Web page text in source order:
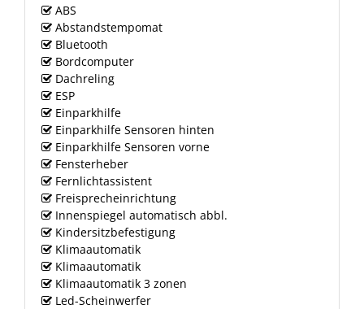
ABS
Abstandstempomat
Bluetooth
Bordcomputer
Dachreling
ESP
Einparkhilfe
Einparkhilfe Sensoren hinten
Einparkhilfe Sensoren vorne
Fensterheber
Fernlichtassistent
Freisprecheinrichtung
Innenspiegel automatisch abbl.
Kindersitzbefestigung
Klimaautomatik
Klimaautomatik
Klimaautomatik 3 zonen
Led-Scheinwerfer